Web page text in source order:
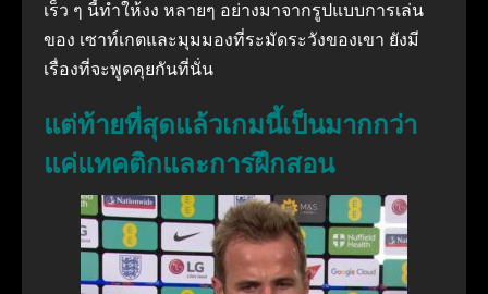
เร็ว ๆ นี้ทำให้งง หลายๆ อย่างมาจากรูปแบบการเล่น
ของ เซาท์เกตและมุมมองที่ระมัดระวังของเขา ยังมี
เรื่องที่จะพูดคุยกันที่นั่น
แต่ท้ายที่สุดแล้วเกมนี้เป็นมากกว่า
แค่แทคติกและการฝึกสอน